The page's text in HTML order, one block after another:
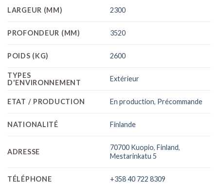
LARGEUR (MM) 2300
PROFONDEUR (MM) 3520
POIDS (KG) 2600
TYPES
D'ENVIRONNEMENT
Extérieur
ETAT / PRODUCTION En production, Précommande
NATIONALITÉ Finlande
ADRESSE
70700 Kuopio,Finland,
Mestarinkatu 5
TÉLÉPHONE +358 40 722 8309